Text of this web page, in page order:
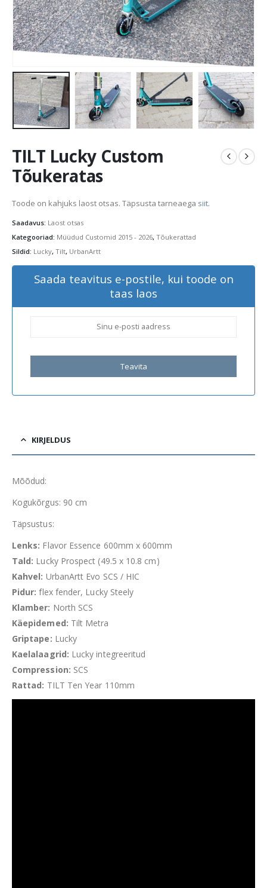
TILT Lucky Custom
Tõukeratas
Toode on kahjuks laost otsas. Täpsusta tarneaega siit.
Saadavus: Laost otsas
Kategooriad: Müüdud Customid 2015 - 2026, Tõukerattad
Sildid: Lucky, Tilt, UrbanArtt
Saada teavitus e-postile, kui toode on
taas laos
Teavita
KIRJELDUS
Mõõdud:
Kogukõrgus: 90 cm
Täpsustus:
Lenks: Flavor Essence 600mm x 600mm
Tald: Lucky Prospect (49.5 x 10.8 cm)
Kahvel: UrbanArtt Evo SCS / HIC
Pidur: flex fender, Lucky Steely
Klamber: North SCS
Käepidemed: Tilt Metra
Griptape: Lucky
Kaelalaagrid: Lucky integreeritud
Compression: SCS
Rattad: TILT Ten Year 110mm